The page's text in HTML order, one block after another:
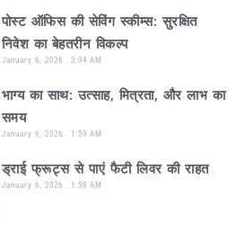
पोस्ट ऑफिस की सेविंग स्कीम्स: सुरक्षित
निवेश का बेहतरीन विकल्प
January 6, 2026 3:34 AM
भाग्य का साथ: उत्साह, मित्रता, और लाभ का
समय
January 6, 2026 1:59 AM
ड्राई फ्रूट्स से पाएं फैटी लिवर की राहत
January 6, 2026 1:58 AM